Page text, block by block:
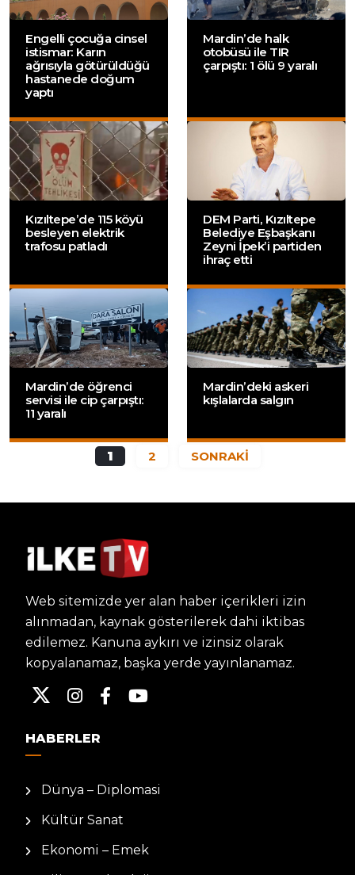
Engelli çocuğa cinsel
istismar: Karın
ağrısıyla götürüldüğü
hastanede doğum
yaptı
Mardin’de halk
otobüsü ile TIR
çarpıştı: 1 ölü 9 yaralı
Kızıltepe’de 115 köyü
besleyen elektrik
trafosu patladı
DEM Parti, Kızıltepe
Belediye Eşbaşkanı
Zeyni İpek’i partiden
ihraç etti
Mardin’de öğrenci
servisi ile cip çarpıştı:
11 yaralı
Mardin’deki askeri
kışlalarda salgın
1 2 SONRAKİ
Web sitemizde yer alan haber içerikleri izin
alınmadan, kaynak gösterilerek dahi iktibas
edilemez. Kanuna aykırı ve izinsiz olarak
kopyalanamaz, başka yerde yayınlanamaz.
HABERLER
Dünya – Diplomasi
Kültür Sanat
Ekonomi – Emek